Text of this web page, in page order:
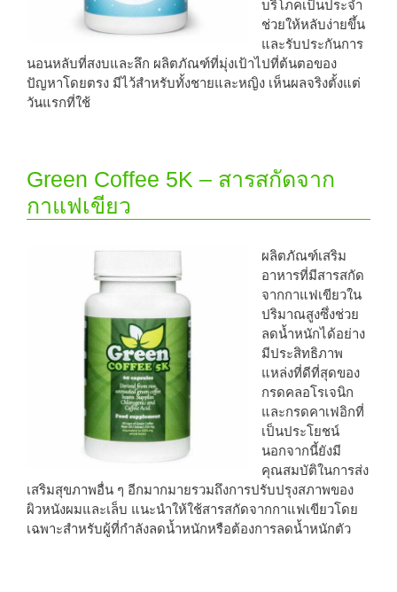
บริโภคเป็นประจำ
ช่วยให้หลับง่ายขึ้น
และรับประกันการ
นอนหลับที่สงบและลึก ผลิตภัณฑ์ที่มุ่งเป้าไปที่ต้นตอของ
ปัญหาโดยตรง มีไว้สำหรับทั้งชายและหญิง เห็นผลจริงตั้งแต่
วันแรกที่ใช้
Green Coffee 5K – สารสกัดจาก
กาแฟเขียว
ผลิตภัณฑ์เสริม
อาหารที่มีสารสกัด
จากกาแฟเขียวใน
ปริมาณสูงซึ่งช่วย
ลดน้ำหนักได้อย่าง
มีประสิทธิภาพ
แหล่งที่ดีที่สุดของ
กรดคลอโรเจนิก
และกรดคาเฟอิกที่
เป็นประโยชน์
นอกจากนี้ยังมี
คุณสมบัติในการส่ง
เสริมสุขภาพอื่น ๆ อีกมากมายรวมถึงการปรับปรุงสภาพของ
ผิวหนังผมและเล็บ แนะนำให้ใช้สารสกัดจากกาแฟเขียวโดย
เฉพาะสำหรับผู้ที่กำลังลดน้ำหนักหรือต้องการลดน้ำหนักตัว